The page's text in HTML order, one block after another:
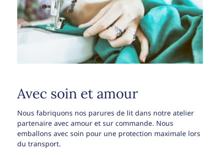
Avec soin et amour
Nous fabriquons nos parures de lit dans notre atelier
partenaire avec amour et sur commande. Nous
emballons avec soin pour une protection maximale lors
du transport.